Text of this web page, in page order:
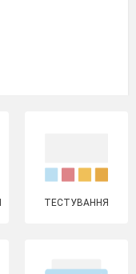
ТЕСТУВАННЯ